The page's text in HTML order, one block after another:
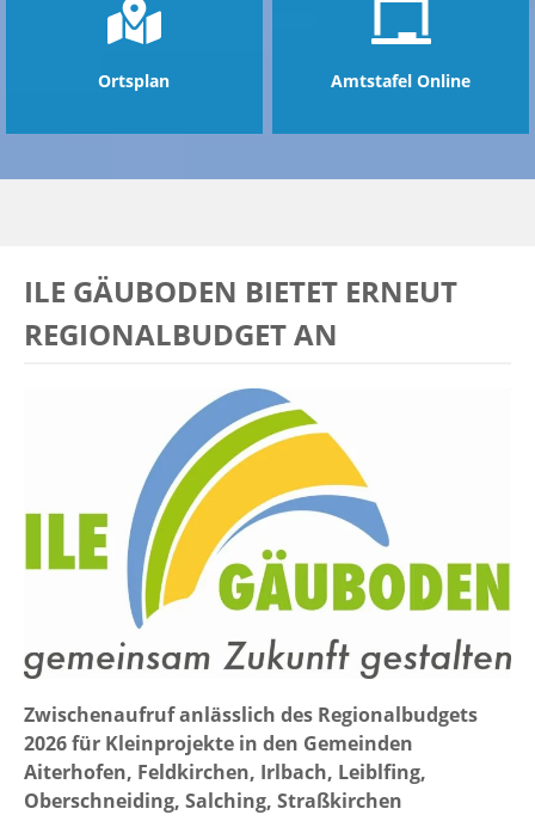
Ortsplan Amtstafel Online
ILE GÄUBODEN BIETET ERNEUT
REGIONALBUDGET AN
Zwischenaufruf anlässlich des Regionalbudgets
2026 für Kleinprojekte in den Gemeinden
Aiterhofen, Feldkirchen, Irlbach, Leiblfing,
Oberschneiding, Salching, Straßkirchen